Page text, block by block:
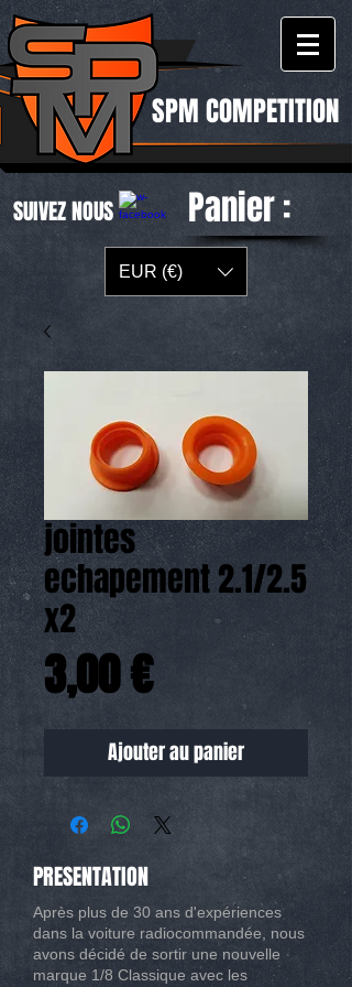
SPM COMPETITION
SUIVEZ NOUS Panier :
EUR (€)
jointes
echapement 2.1/2.5
x2
3,00 €Prix
Ajouter au panier
PRESENTATION
Après plus de 30 ans d'expériences
dans la voiture radiocommandée, nous
avons décidé de sortir une nouvelle
marque 1/8 Classique avec les